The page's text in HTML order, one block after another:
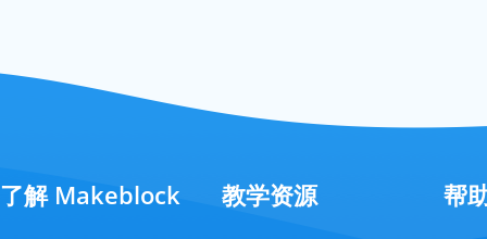
了解 Makeblock 教学资源 帮